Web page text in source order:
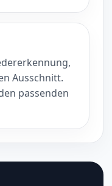
Ausschnitt.
passenden